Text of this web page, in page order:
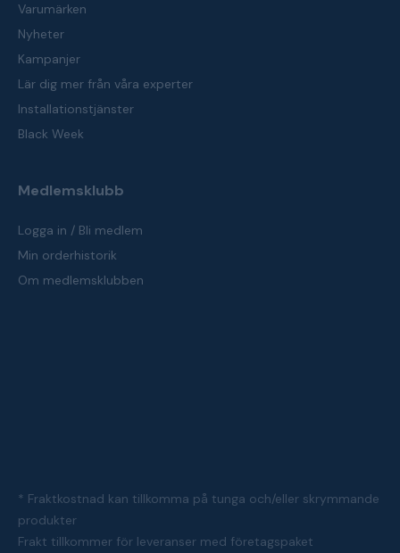
Varumärken
Nyheter
Kampanjer
Lär dig mer från våra experter
Installationstjänster
Black Week
Medlemsklubb
Logga in / Bli medlem
Min orderhistorik
Om medlemsklubben
* Fraktkostnad kan tillkomma på tunga och/eller skrymmande
produkter
Frakt tillkommer för leveranser med företagspaket